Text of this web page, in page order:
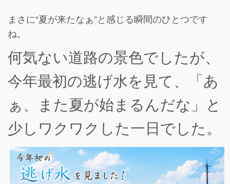
まさに“夏が来たなぁ”と感じる瞬間のひとつです
ね。
何気ない道路の景色でしたが、
今年最初の逃げ水を見て、
「あ
ぁ、また夏が始まるんだな」と
少しワクワクした一日でした。